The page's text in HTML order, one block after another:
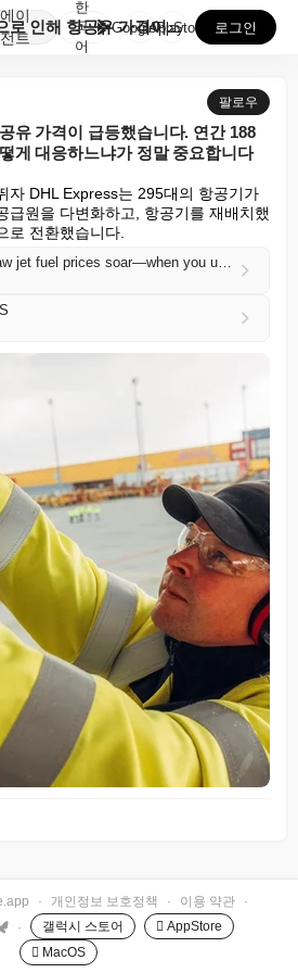
에이
전트
이란 분쟁으로 인해 항공유 가격이 급등했습니다. 연간 ...
한
국
어
GooglePlay
AppStore 로그인
팔로우
유 가격이 급등했습니다. 연간 188
게 대응하느냐가 정말 중요합니다
자 DHL Express는 295대의 항공기가
급원을 다변화하고, 항공기를 재배치했
로 전환했습니다.
The Iran conflict saw jet fuel prices soar—when you use 1.88 million tonnes a year, how you respond really matters (just ask DHL)
· 개인정보 보호정책 · 이용 약관
·
· 갤럭시 스토어
 AppStore
 MacOS